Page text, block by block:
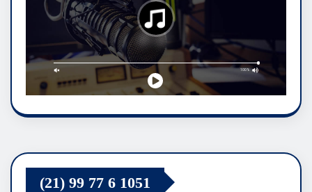
(21) 99 77 6 1051